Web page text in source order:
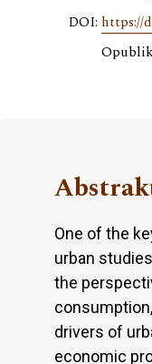
DOI: https://
One of the
urban
the
drivers of
economic